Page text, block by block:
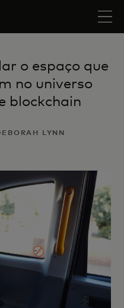
o espaço que
no universo
blockchain
LYNN